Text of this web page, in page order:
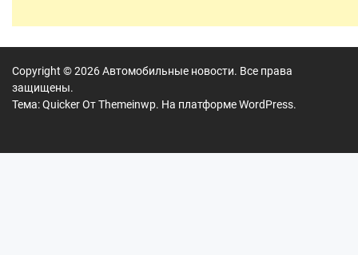
Copyright © 2026Автомобильные новости. Все права
защищены.
Тема: Quicker ОтThemeinwp. На платформеWordPress.